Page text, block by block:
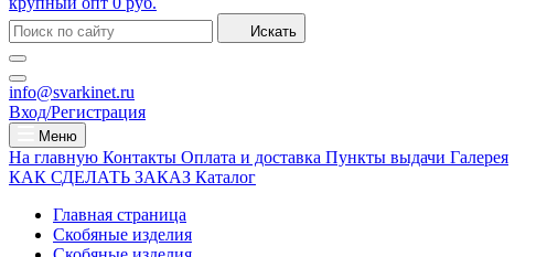
Искать
info@svarkinet.ru
Вход/Регистрация
Меню
На главную Контакты Оплата и доставка Пункты выдачи Галерея
КАК СДЕЛАТЬ ЗАКАЗ Каталог
Главная страница
Скобяные изделия